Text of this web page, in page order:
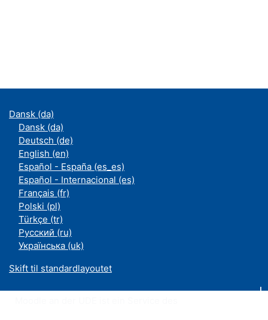
Dansk ‎(da)‎
Dansk ‎(da)‎
Deutsch ‎(de)‎
English ‎(en)‎
Español - España ‎(es_es)‎
Español - Internacional ‎(es)‎
Français ‎(fr)‎
Polski ‎(pl)‎
Türkçe ‎(tr)‎
Русский ‎(ru)‎
Українська ‎(uk)‎
Skift til standardlayoutet